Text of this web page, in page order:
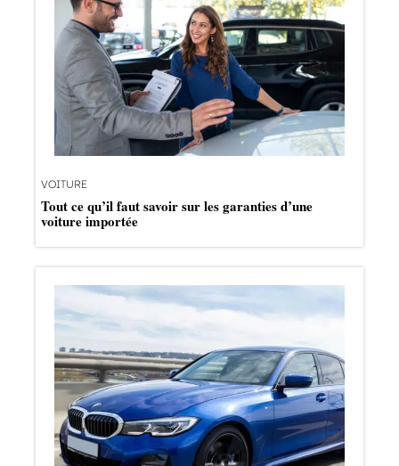
VOITURE
Tout ce qu’il faut savoir sur les garanties d’une
voiture importée